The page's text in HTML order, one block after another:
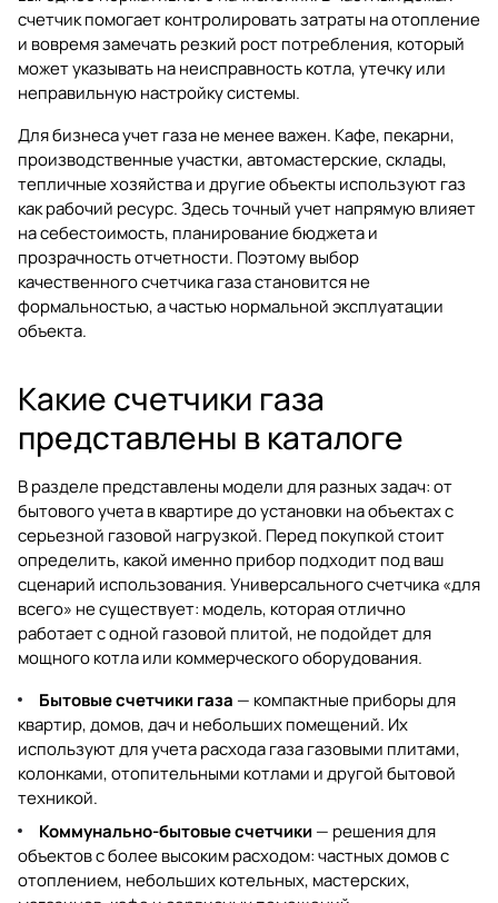
счетчик помогает контролировать затраты на отопление
и вовремя замечать резкий рост потребления, который
может указывать на неисправность котла, утечку или
неправильную настройку системы.
Для бизнеса учет газа не менее важен. Кафе, пекарни,
производственные участки, автомастерские, склады,
тепличные хозяйства и другие объекты используют газ
как рабочий ресурс. Здесь точный учет напрямую влияет
на себестоимость, планирование бюджета и
прозрачность отчетности. Поэтому выбор
качественногосчетчика газастановится не
формальностью, а частью нормальной эксплуатации
объекта.
Какие счетчики газа
представлены в каталоге
В разделе представлены модели для разных задач: от
бытового учета в квартире до установки на объектах с
серьезной газовой нагрузкой. Перед покупкой стоит
определить, какой именно прибор подходит под ваш
сценарий использования. Универсального счетчика «для
всего» не существует: модель, которая отлично
работает с одной газовой плитой, не подойдет для
мощного котла или коммерческого оборудования.
Бытовые счетчики газа — компактные приборы для
квартир, домов, дач и небольших помещений. Их
используют для учета расхода газа газовыми плитами,
колонками, отопительными котлами и другой бытовой
техникой.
Коммунально-бытовые счетчики — решения для
объектов с более высоким расходом: частных домов с
отоплением, небольших котельных, мастерских,